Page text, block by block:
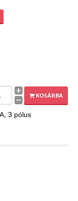
KOSÁRBA
3 pólus